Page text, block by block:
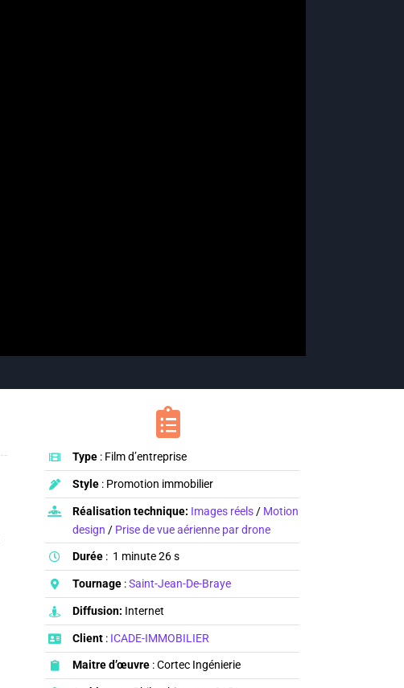
Type: Film d’entreprise
Style: Promotion immobilier
Réalisation technique: Images réels/ Motion
design / Prise de vue aérienne par drone
Durée: 1 minute 26 s
Tournage:Saint-Jean-De-Braye
Diffusion: Internet
Client: ICADE-IMMOBILIER
Maitre d’œuvre : Cortec Ingénierie